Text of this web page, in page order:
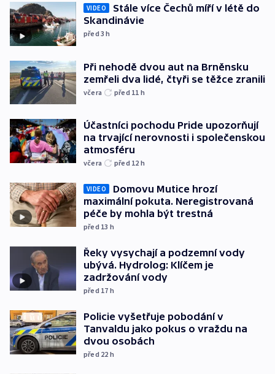
VIDEO
Stále více Čechů míří v létě do
Skandinávie
před 3h
Při nehodě dvou aut na Brněnsku
zemřeli dva lidé, čtyři se těžce zranili
včera před 11 h
Účastníci pochodu Pride upozorňují
na trvající nerovnosti i společenskou
atmosféru
včera před 12 h
VIDEO
Domovu Mutice hrozí
maximální pokuta. Neregistrovaná
péče by mohla být trestná
před 13 h
Řeky vysychají a podzemní vody
ubývá. Hydrolog: Klíčem je
zadržování vody
před 17 h
Policie vyšetřuje pobodání v
Tanvaldu jako pokus o vraždu na
dvou osobách
před 22 h